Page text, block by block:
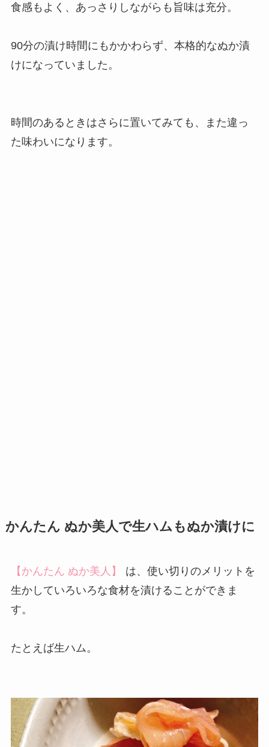
食感もよく、あっさりしながらも旨味は充分。
90分の漬け時間にもかかわらず、本格的なぬか漬
けになっていました。
時間のあるときはさらに置いてみても、また違っ
た味わいになります。
かんたん ぬか美人で生ハムもぬか漬けに
【かんたん ぬか美人】
は、使い切りのメリットを
生かしていろいろな食材を漬けることができま
す。
たとえば生ハム。